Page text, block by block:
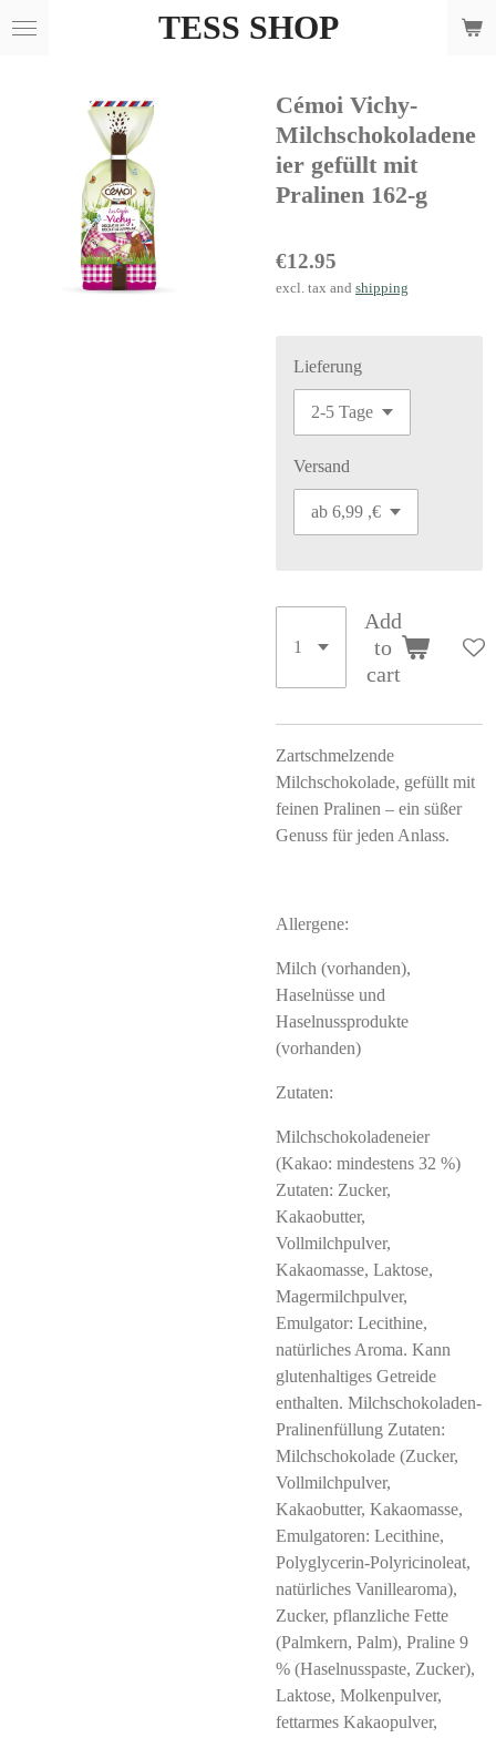
Skip
TESS SHOP
Cémoi Vichy-
Milchschokoladene
ier gefüllt mit
Pralinen 162-g
€12.95
excl. tax and shipping
Lieferung
Versand
Add
to
cart
Zartschmelzende
Milchschokolade, gefüllt mit
feinen Pralinen – ein süßer
Genuss für jeden Anlass.
Allergene:
Milch (vorhanden),
Haselnüsse und
Haselnussprodukte
(vorhanden)
Zutaten:
Milchschokoladeneier
(Kakao: mindestens 32 %)
Zutaten: Zucker,
Kakaobutter,
Vollmilchpulver,
Kakaomasse, Laktose,
Magermilchpulver,
Emulgator: Lecithine,
natürliches Aroma. Kann
glutenhaltiges Getreide
enthalten. Milchschokoladen-
Pralinenfüllung Zutaten:
Milchschokolade (Zucker,
Vollmilchpulver,
Kakaobutter, Kakaomasse,
Emulgatoren: Lecithine,
Polyglycerin-Polyricinoleat,
natürliches Vanillearoma),
Zucker, pflanzliche Fette
(Palmkern, Palm), Praline 9
% (Haselnusspaste, Zucker),
Laktose, Molkenpulver,
fettarmes Kakaopulver,